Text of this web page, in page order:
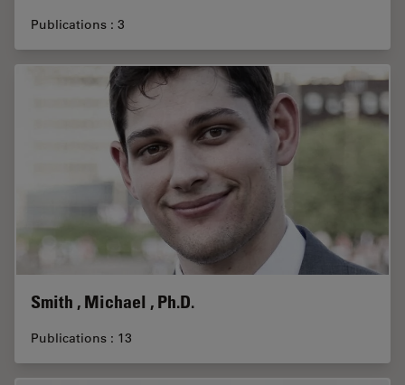
Publications : 3
Smith , Michael , Ph.D.
Publications : 13